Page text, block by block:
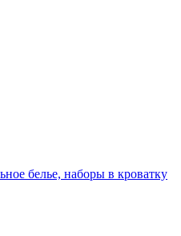
белье, наборы в кроватку